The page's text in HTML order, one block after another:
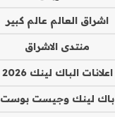
اشراق العالم عالم كبير
منتدى الاشراق
اعلانات الباك لينك 2026
باك لينك وجيست بوست